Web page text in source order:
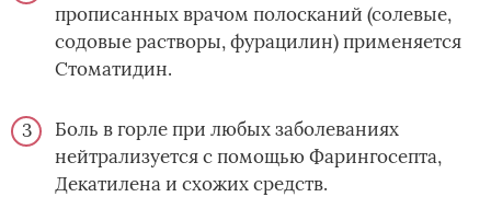
прописанных врачом полосканий (солевые,
содовые растворы, фурацилин) применяется
Стоматидин.
Боль в горле при любых заболеваниях
нейтрализуется с помощью Фарингосепта,
Декатилена и схожих средств.